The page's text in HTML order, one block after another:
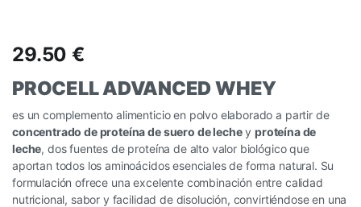
29.50€
PROCELL ADVANCED WHEY
es un complemento alimenticio en polvo elaborado a partir de
concentrado de proteína de suero de lechey proteína de
leche, dos fuentes de proteína de alto valor biológico que
aportan todos los aminoácidos esenciales de forma natural. Su
formulación ofrece una excelente combinación entre calidad
nutricional, sabor y facilidad de disolución, convirtiéndose en una